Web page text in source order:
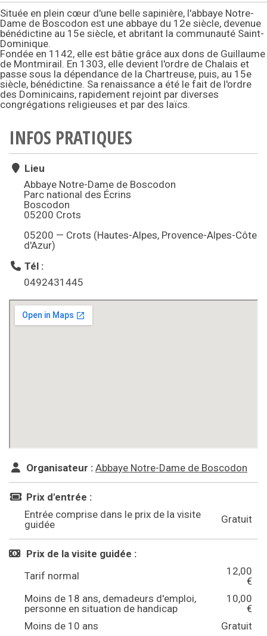
Située en plein cœur d'une belle sapinière, l'abbaye Notre-
Dame de Boscodon est une abbaye du 12e siècle, devenue
bénédictine au 15e siècle, et abritant la communauté Saint-
Dominique.
Fondée en 1142, elle est bâtie grâce aux dons de Guillaume
de Montmirail. En 1303, elle devient l'ordre de Chalais et
passe sous la dépendance de la Chartreuse, puis, au 15e
siècle, bénédictine. Sa renaissance a été le fait de l'ordre
des Dominicains, rapidement rejoint par diverses
congrégations religieuses et par des laïcs.
INFOS PRATIQUES
Lieu
Abbaye Notre-Dame de Boscodon
Parc national des Écrins
Boscodon
05200 Crots
05200 — Crots (Hautes-Alpes, Provence-Alpes-Côte
d'Azur)
Tél :
0492431445
Organisateur : Abbaye Notre-Dame de Boscodon
Prix d'entrée :
Entrée comprise dans le prix de la visite
guidée
Gratuit
Prix de la visite guidée :
Tarif normal
12,00
€
Moins de 18 ans, demadeurs d'emploi,
personne en situation de handicap
10,00
€
Moins de 10 ans
Gratuit